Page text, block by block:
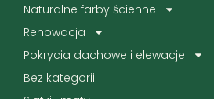
Naturalne farby ścienne
Renowacja
Pokrycia dachowe i elewacje
Bez kategorii